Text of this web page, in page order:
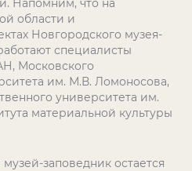
Напомним, что на
области и
Новгородского музея-
специалисты
Московского
им. М.В. Ломоносова,
университета им.
материальной культуры
заповедник остается